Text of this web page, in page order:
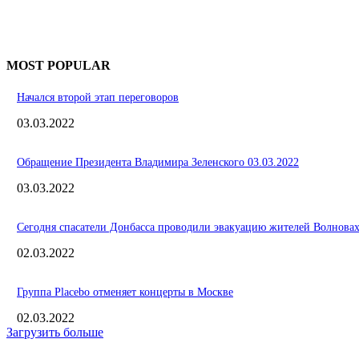
MOST POPULAR
Начался второй этап переговоров
03.03.2022
Обращение Президента Владимира Зеленского 03.03.2022
03.03.2022
Сегодня спасатели Донбасса проводили эвакуацию жителей
02.03.2022
Группа Placebo отменяет концерты в Москве
02.03.2022
Загрузить больше